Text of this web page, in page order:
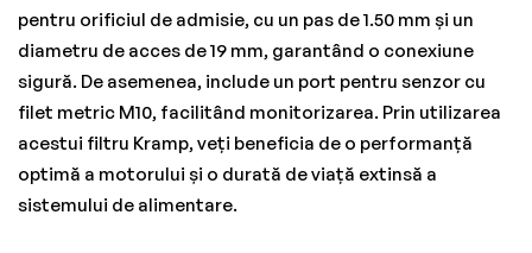
pentru orificiul de admisie, cu un pas de 1.50 mm și un
diametru de acces de 19 mm, garantând o conexiune
sigură. De asemenea, include un port pentru senzor cu
filet metric M10, facilitând monitorizarea. Prin utilizarea
acestui filtru Kramp, veți beneficia de o performanță
optimă a motorului și o durată de viață extinsă a
sistemului de alimentare.